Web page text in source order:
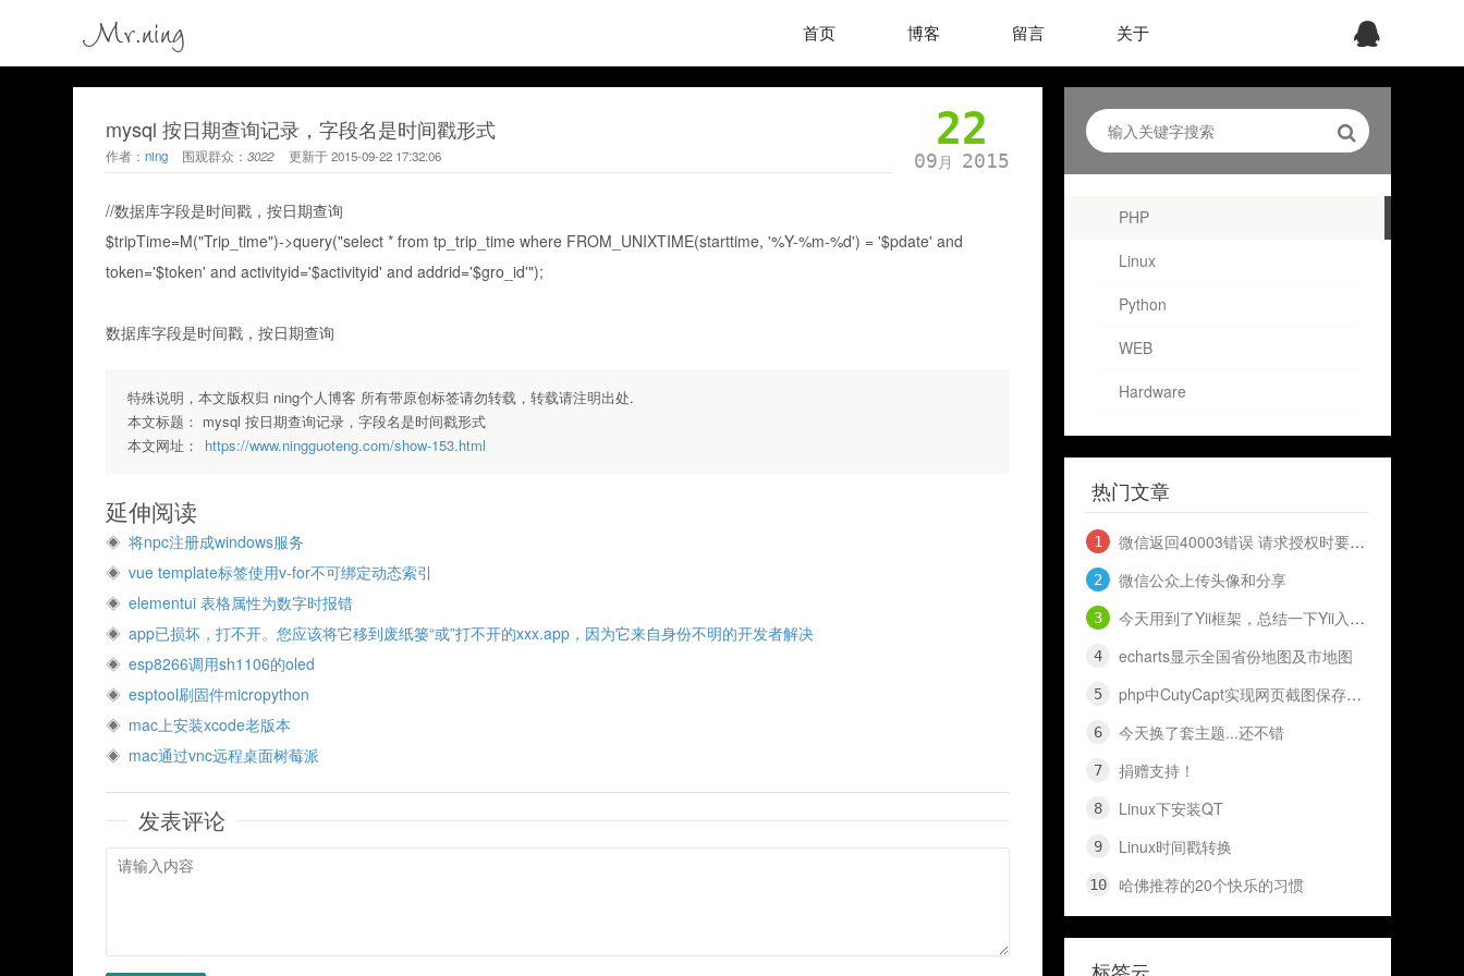
Mr.ning 首页 博客 留言 关于
mysql 按日期查询记录，字段名是时间戳形式
作者：ning 围观群众：3022 更新于2015-09-22 17:32:06
22
09 月 2015
//数据库字段是时间戳，按日期查询
$tripTime=M("Trip_time")->query("select * from tp_trip_time where FROM_UNIXTIME(starttime, '%Y-%m-%d') = '$pdate' and
token='$token' and activityid='$activityid' and addrid='$gro_id'");
数据库字段是时间戳，按日期查询
特殊说明，本文版权归 ning个人博客 所有带原创标签请勿转载，转载请注明出处.
本文标题： mysql 按日期查询记录，字段名是时间戳形式
本文网址：
https://www.ningguoteng.com/show-153.html
延伸阅读
将npc注册成windows服务
vue template标签使用v-for不可绑定动态索引
elementui 表格属性为数字时报错
app已损坏，打不开。您应该将它移到废纸篓“或”打不开的xxx.app，因为它来自身份不明的开发者解决
esp8266调用sh1106的oled
esptool刷固件micropython
mac上安装xcode老版本
mac通过vnc远程桌面树莓派
发表评论
PHP
Linux
Python
WEB
Hardware
热门文章
微信返回40003错误 请求授权时要到openid 和 access_token
微信公众上传头像和分享
今天用到了Yii框架，总结一下Yii入门知识，十分钟入门Yii
echarts显示全国省份地图及市地图
php中CutyCapt实现网页截图保存代码（网页快照）
今天换了套主题...还不错
捐赠支持！
Linux下安装QT
Linux时间戳转换
哈佛推荐的20个快乐的习惯